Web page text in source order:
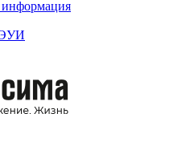
информация
ЭУИ